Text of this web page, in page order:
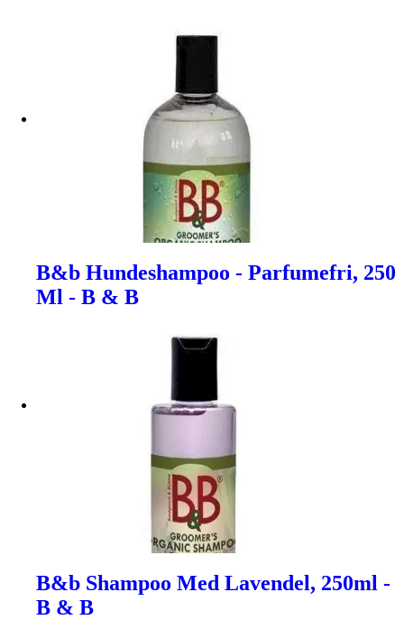
B&b Hundeshampoo - Parfumefri, 250
Ml - B & B
B&b Shampoo Med Lavendel, 250ml -
B & B